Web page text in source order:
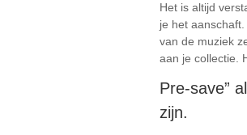
Het is altijd
je het
van de muziek
aan je collectie.
Pre-save”
zijn.